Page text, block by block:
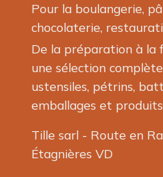
Pour la boulangerie,
chocolaterie,
De la préparation à la
une sélection
ustensiles, pétrins,
emballages et
Tille sarl - Route en
Étagnières VD